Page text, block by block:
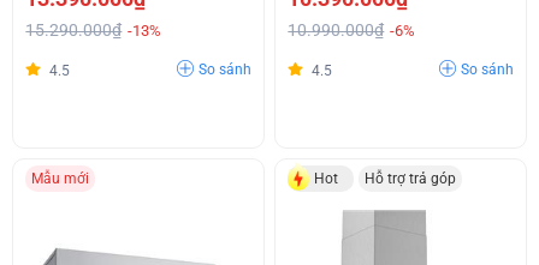
15.290.000₫ -13%
4.5 So sánh
10.990.000₫ -6%
4.5 So sánh
Mẫu mới Hot Hỗ trợ trả góp